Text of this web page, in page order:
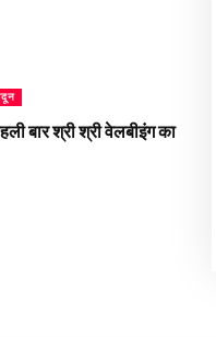
बार श्री श्री वेलबीइंग का